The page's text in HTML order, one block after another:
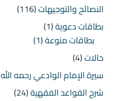
النصائح والتوجيهات(116)
بطاقات دعوية(1)
بطاقات منوعة(1)
حالات(4)
سيرة الإمام الوادعي رحمه الله
شرح القواعد الفقهية(24)